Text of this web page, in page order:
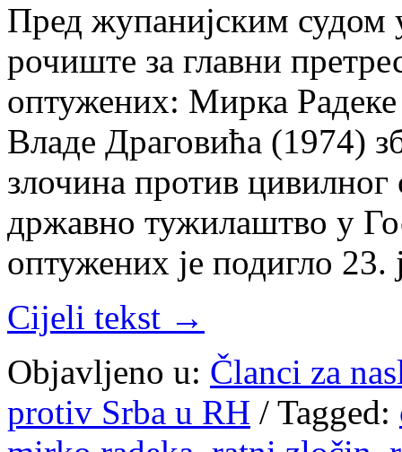
Пред жупанијским судом
рочиште за главни
оптужених: Мирка
Владе Драговића (1974)
злочина против
државно тужилаштво у
оптужених је подигло
Cijeli tekst →
Objavljeno u: Članci za
protiv Srba u RH / Tagged: